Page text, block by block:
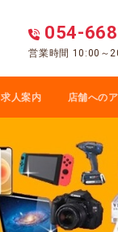
054-
営業時間 10:00～
求人案内 店舗への